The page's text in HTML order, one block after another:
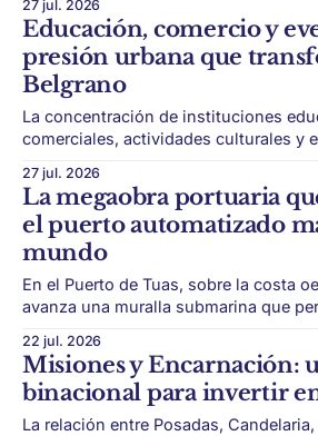
y plataformas. La reforma inmobiliaria suma un nuevo
capítulo. El Gobierno incluyó dentro de su paquete de
desregulación una modificación
27 jul. 2026
Educación, comercio y
presión urbana que
Belgrano
La concentración de instituciones
comerciales, actividades culturales y
presión sobre tránsito, transporte,
Belgrano atraviesa una etapa de
barrio combina instituciones
comerciales, actividad cultural,
27 jul. 2026
La megaobra portuaria
el puerto automatizado
mundo
En el Puerto de Tuas, sobre la costa
avanza una muralla submarina que
global. Singapur avanza con una de las obras portuarias
más ambiciosas del mundo. El proyecto se desarrolla en el
Puerto de Tuas,
22 jul. 2026
Misiones y Encarnación:
binacional para invertir
La relación entre Posadas,